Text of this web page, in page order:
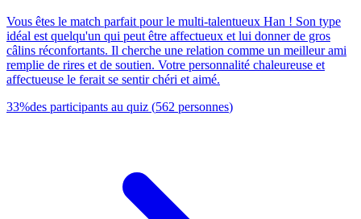
Vous êtes le match parfait pour le multi-talentueux Han ! Son type
idéal est quelqu'un qui peut être affectueux et lui donner de gros
câlins réconfortants. Il cherche une relation comme un meilleur ami
remplie de rires et de soutien. Votre personnalité chaleureuse et
affectueuse le ferait se sentir chéri et aimé.
33%des participants au quiz (562 personnes)